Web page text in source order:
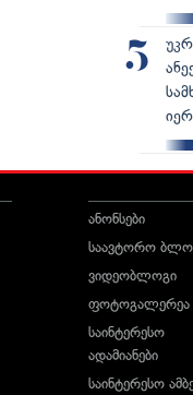
5
ანონსები
საავტორო
ვიდეობლოგი
ფოტოგალერეა
საინტერესო
ადამიანები
საინტერესო